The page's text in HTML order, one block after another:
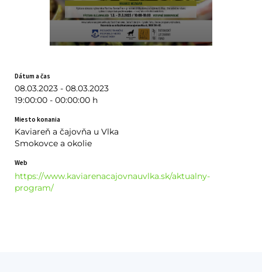
Dátum a čas
08.03.2023 - 08.03.2023
19:00:00 - 00:00:00 h
Miesto konania
Kaviareň a čajovňa u Vlka
Smokovce a okolie
Web
https://www.kaviarenacajovnauvlka.sk/aktualny-
program/